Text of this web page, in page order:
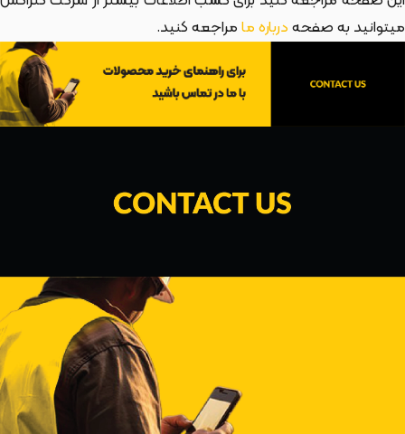
میتوانید به صفحهدرباره مامراجعه کنید.